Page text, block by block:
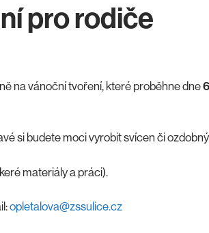
pro rodiče
na vánoční tvoření, které proběhne dne
si budete moci vyrobit svícen či
materiály a práci).
opletalova@zssulice.cz